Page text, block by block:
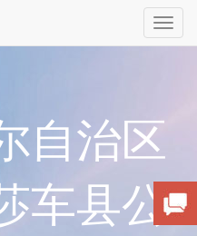
自治区
车县公